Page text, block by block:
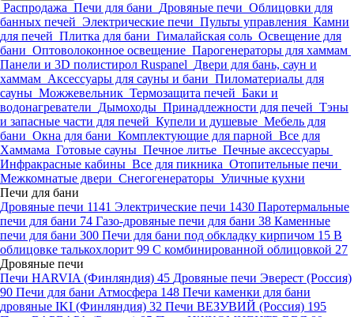
Распродажа Печи для бани Дровяные печи Облицовки для
банных печей Электрические печи Пульты управления Камни
для печей Плитка для бани Гималайская соль Освещение для
бани Оптоволоконное освещение Парогенераторы для хаммам
Панели и 3D полистирол Ruspanel Двери для бань, саун и
хаммам Аксессуары для сауны и бани Пиломатериалы для
сауны Можжевельник Термозащита печей Баки и
водонагреватели Дымоходы Принадлежности для печей Тэны
и запасные части для печей Купели и душевые Мебель для
бани Окна для бани Комплектующие для парной Все для
Хаммама Готовые сауны Печное литье Печные аксессуары
Инфракрасные кабины Все для пикника Отопительные печи
Межкомнатые двери Снегогенераторы Уличные кухни
Печи для бани
Дровяные печи 1141 Электрические печи 1430 Паротермальные
печи для бани 74 Газо-дровяные печи для бани 38 Каменные
печи для бани 300 Печи для бани под обкладку кирпичом 15 В
облицовке талькохлорит 99 С комбинированной облицовкой 27
Дровяные печи
Печи HARVIA (Финляндия) 45 Дровяные печи Эверест (Россия)
90 Печи для бани Атмосфера 148 Печи каменки для бани
дровяные IKI (Финляндия) 32 Печи ВЕЗУВИЙ (Россия) 195